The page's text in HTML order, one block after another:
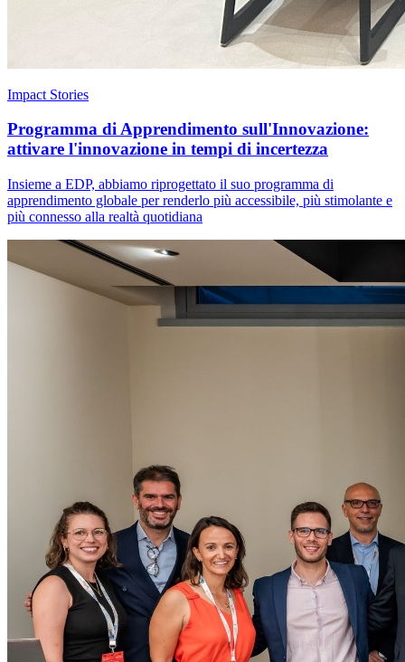
Impact Stories
Programma di Apprendimento sull'Innovazione:
attivare l'innovazione in tempi di incertezza
Insieme a EDP, abbiamo riprogettato il suo programma di
apprendimento globale per renderlo più accessibile, più stimolante e
più connesso alla realtà quotidiana